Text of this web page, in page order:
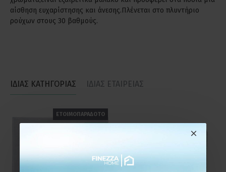
αίσθηση ευχαρίστησης και άνεσης.Πλένεται στο πλυντήριο
ρούχων στους 30 βαθμούς.
ΙΔΙΑΣ ΚΑΤΗΓΟΡΙΑΣ ΙΔΙΑΣ ΕΤΑΙΡΕΙΑΣ
ΕΤΟΙΜΟΠΑΡΑΔΟΤΟ